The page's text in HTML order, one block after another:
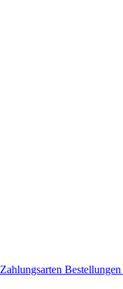
Zahlungsarten Bestellungen